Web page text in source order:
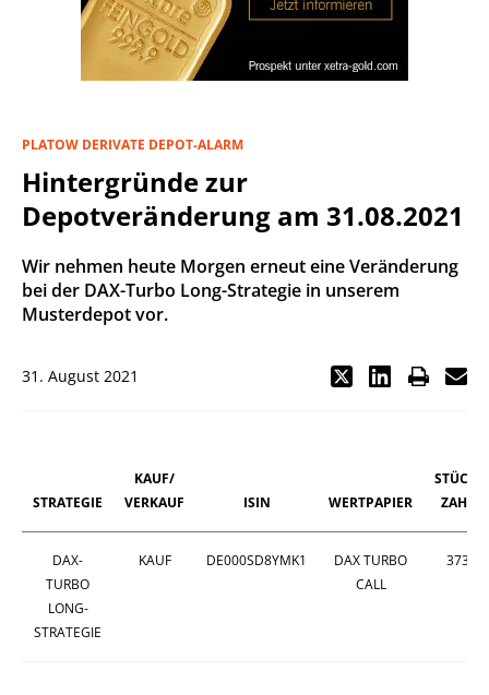
PLATOW DERIVATE DEPOT-ALARM
Hintergründe zur
Depotveränderung am 31.08.2021
Wir nehmen heute Morgen erneut eine Veränderung
bei der DAX-Turbo Long-Strategie in unserem
Musterdepot vor.
31. August 2021
STRATEGIE
KAUF/
VERKAUF
ISIN WERTPAPIER
STÜCK-
ZAHL
DAX-
TURBO
LONG-
STRATEGIE
KAUF DE000SD8YMK1
DAX TURBO
CALL
373